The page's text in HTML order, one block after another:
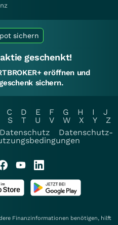
sichern
geschenkt!
eröffnen und
sichern.
C D E F G H I
J
S T U V W X Y
Z
Datenschutz
Datenschutz-
Finanzinformationen benötigen, hilft